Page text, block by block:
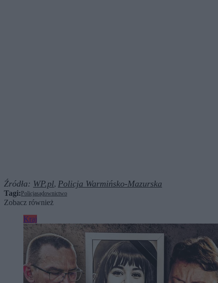
Źródła: WP.pl, Policja Warmińsko-Mazurska
Tagi: Policjasądownictwo
Zobacz również
Kraj